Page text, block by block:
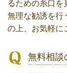
るための糸口を
無理な勧誘を行
の上、お気軽に
無料相談